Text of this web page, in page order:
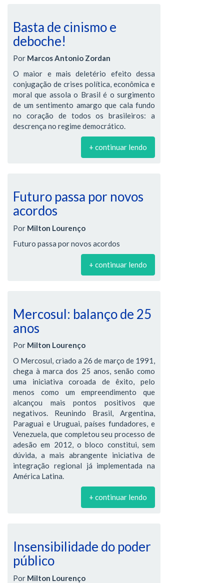
Basta de cinismo e
deboche!
Por Marcos Antonio Zordan
O maior e mais deletério efeito dessa
conjugação de crises política, econômica e
moral que assola o Brasil é o surgimento
de um sentimento amargo que cala fundo
no coração de todos os brasileiros: a
descrença no regime democrático.
+ continuar lendo
Futuro passa por novos
acordos
Por Milton Lourenço
Futuro passa por novos acordos
+ continuar lendo
Mercosul: balanço de 25
anos
Por Milton Lourenço
O Mercosul, criado a 26 de março de 1991,
chega à marca dos 25 anos, senão como
uma iniciativa coroada de êxito, pelo
menos como um empreendimento que
alcançou mais pontos positivos que
negativos. Reunindo Brasil, Argentina,
Paraguai e Uruguai, países fundadores, e
Venezuela, que completou seu processo de
adesão em 2012, o bloco constitui, sem
dúvida, a mais abrangente iniciativa de
integração regional já implementada na
América Latina.
+ continuar lendo
Insensibilidade do poder
público
Por Milton Lourenço